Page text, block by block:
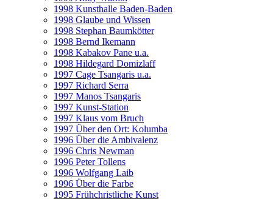
1998 Kunsthalle Baden-Baden
1998 Glaube und Wissen
1998 Stephan Baumkötter
1998 Bernd Ikemann
1998 Kabakov Pane u.a.
1998 Hildegard Domizlaff
1997 Cage Tsangaris u.a.
1997 Richard Serra
1997 Manos Tsangaris
1997 Kunst-Station
1997 Klaus vom Bruch
1997 Über den Ort: Kolumba
1996 Über die Ambivalenz
1996 Chris Newman
1996 Peter Tollens
1996 Wolfgang Laib
1996 Über die Farbe
1995 Frühchristliche Kunst